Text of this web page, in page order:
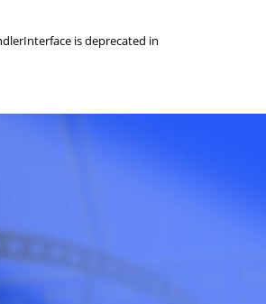
is deprecated in